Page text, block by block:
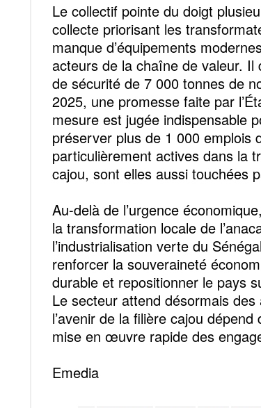
Le collectif pointe du doigt
collecte priorisant les
manque d’équipements
acteurs de la chaîne de valeur. Il
de sécurité de 7 000 tonnes de
2025, une promesse faite par
mesure est jugée indispensable
préserver plus de 1 000 emplois
particulièrement actives dans la
cajou, sont elles aussi touchées
Au-delà de l’urgence
la transformation locale de
l’industrialisation verte du
renforcer la souveraineté
durable et repositionner le pays
Le secteur attend désormais
l’avenir de la filière cajou
mise en œuvre rapide des
Emedia